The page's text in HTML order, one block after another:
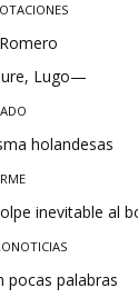
Lugo—
holandesas
inevitable al
pocas palabras